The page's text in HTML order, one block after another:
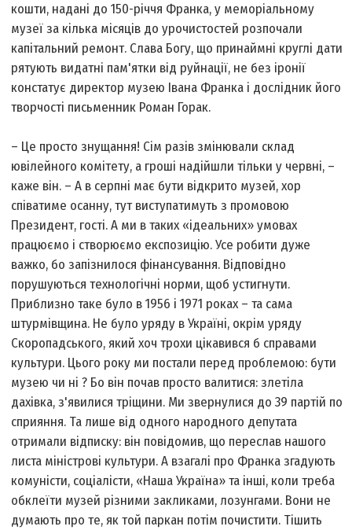
кошти, надані до 150-річчя Франка, у меморіальному
музеї за кілька місяців до урочистостей розпочали
капітальний ремонт. Слава Богу, що принаймні круглі дати
рятують видатні пам'ятки від руйнації, не без іронії
констатує директор музею Івана Франка і дослідник його
творчості письменник Роман Горак.
– Це просто знущання! Сім разів змінювали склад
ювілейного комітету, а гроші надійшли тільки у червні, –
каже він. – А в серпні має бути відкрито музей, хор
співатиме осанну, тут виступатимуть з промовою
Президент, гості. А ми в таких «ідеальних» умовах
працюємо і створюємо експозицію. Усе робити дуже
важко, бо запізнилося фінансування. Відповідно
порушуються технологічні норми, щоб устигнути.
Приблизно таке було в 1956 і 1971 роках – та сама
штурмівщина. Не було уряду в Україні, окрім уряду
Скоропадського, який хоч трохи цікавився б справами
культури. Цього року ми постали перед проблемою: бути
музею чи ні ? Бо він почав просто валитися: злетіла
дахівка, з'явилися тріщини. Ми звернулися до 39 партій по
сприяння. Та лише від одного народного депутата
отримали відписку: він повідомив, що переслав нашого
листа міністрові культури. А взагалі про Франка згадують
комуністи, соціалісти, «Наша Україна» та інші, коли треба
обклеїти музей різними закликами, лозунгами. Вони не
думають про те, як той паркан потім почистити. Тішить